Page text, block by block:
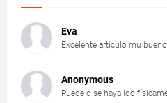
Eva
Excelente articulo mu
Anonymous
Puede q se haya ido